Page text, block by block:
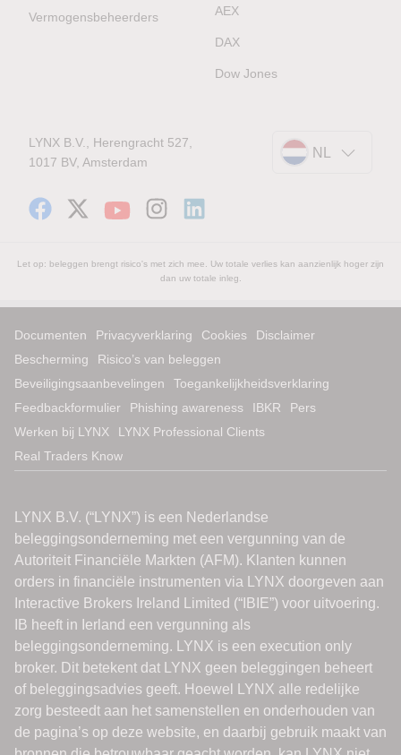
Vermogensbeheerders AEX
DAX
Dow Jones
LYNX B.V., Herengracht 527,
1017 BV, Amsterdam
NL
Let op: beleggen brengt risico's met zich mee. Uw totale verlies kan aanzienlijk hoger zijn
dan uw totale inleg.
Documenten Privacyverklaring Cookies
Disclaimer
Bescherming
Risico’s van beleggen
Beveiligingsaanbevelingen
Toegankelijkheidsverklaring
Feedbackformulier
Phishing awareness IBKR
Pers
Werken bij LYNX
LYNX Professional Clients
Real Traders Know